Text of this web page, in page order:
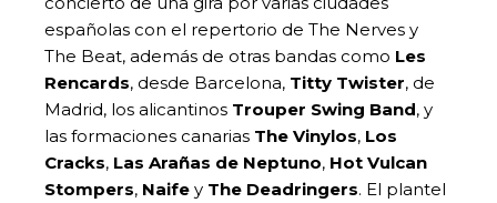
españolas con el repertorio de The Nerves y
The Beat, además de otras bandas como Les
Rencards, desde Barcelona, Titty Twister, de
Madrid, los alicantinos Trouper Swing Band, y
las formaciones canarias The Vinylos, Los
Cracks, Las Arañas de Neptuno, Hot Vulcan
Stompers, Naife y The Deadringers. El plantel